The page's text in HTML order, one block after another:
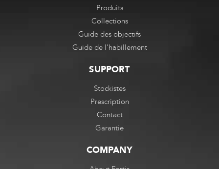
Produits
Collections
Guide des objectifs
Guide de l'habillement
SUPPORT
Stockistes
Prescription
Contact
Garantie
COMPANY